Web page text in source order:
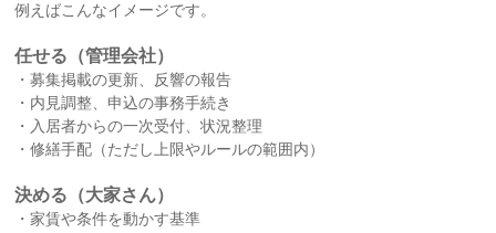
例えばこんなイメージです。
任せる（管理会社）
・募集掲載の更新、反響の報告
・内見調整、申込の事務手続き
・入居者からの一次受付、状況整理
・修繕手配（ただし上限やルールの範囲内）
決める（大家さん）
・家賃や条件を動かす基準